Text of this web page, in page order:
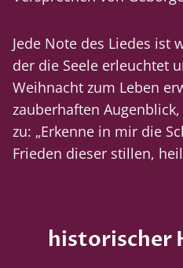
Jede Note des Liedes ist
der die Seele erleuchtet
Weihnacht zum Leben
zauberhaften
zu: „Erkenne in mir die
Frieden dieser stillen,
historischer